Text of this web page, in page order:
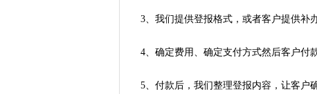
3、我们提供登报格式，或者客户提供补
4、确定费用、确定支付方式然后客户付款
5、付款后，我们整理登报内容，让客户